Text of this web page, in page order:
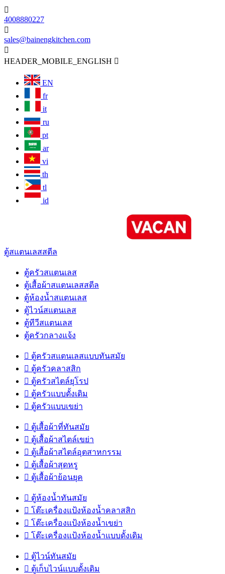

4008880227

sales@bainengkitchen.com

HEADER_MOBILE_ENGLISH 
EN
fr
it
ru
pt
ar
vi
th
tl
id
ตู้สแตนเลสสตีล
ตู้ครัวสแตนเลส
ตู้เสื้อผ้าสแตนเลสสตีล
ตู้ห้องน้ำสแตนเลส
ตู้ไวน์สแตนเลส
ตู้ทีวีสแตนเลส
ตู้ครัวกลางแจ้ง
 ตู้ครัวสแตนเลสแบบทันสมัย
 ตู้ครัวคลาสสิก
 ตู้ครัวสไตล์ยุโรป
 ตู้ครัวแบบดั้งเดิม
 ตู้ครัวแบบเขย่า
 ตู้เสื้อผ้าที่ทันสมัย
 ตู้เสื้อผ้าสไตล์เขย่า
 ตู้เสื้อผ้าสไตล์อุตสาหกรรม
 ตู้เสื้อผ้าสุดหรู
 ตู้เสื้อผ้าย้อนยุค
 ตู้ห้องน้ำทันสมัย
 โต๊ะเครื่องแป้งห้องน้ำคลาสสิก
 โต๊ะเครื่องแป้งห้องน้ำเขย่า
 โต๊ะเครื่องแป้งห้องน้ำแบบดั้งเดิม
 ตู้ไวน์ทันสมัย
 ตู้เก็บไวน์แบบดั้งเดิม